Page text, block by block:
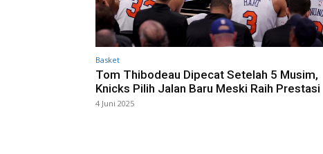
Basket
Tom Thibodeau Dipecat Setelah 5 Musim,
Knicks Pilih Jalan Baru Meski Raih Prestasi
4 Juni 2025